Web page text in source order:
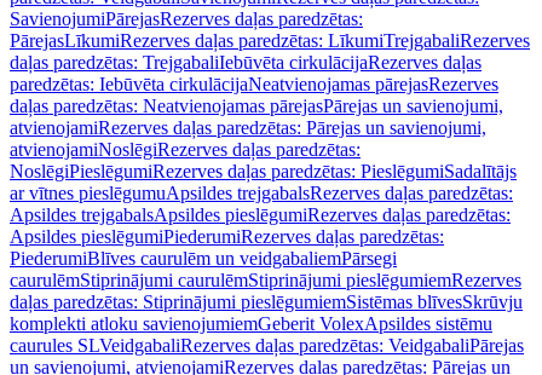
SavienojumiPārejasRezerves daļas paredzētas:
PārejasLīkumiRezerves daļas paredzētas: LīkumiTrejgabaliRezerves
daļas paredzētas: TrejgabaliIebūvēta cirkulācijaRezerves daļas
paredzētas: Iebūvēta cirkulācijaNeatvienojamas pārejasRezerves
daļas paredzētas: Neatvienojamas pārejasPārejas un savienojumi,
atvienojamiRezerves daļas paredzētas: Pārejas un savienojumi,
atvienojamiNoslēgiRezerves daļas paredzētas:
NoslēgiPieslēgumiRezerves daļas paredzētas: PieslēgumiSadalītājs
ar vītnes pieslēgumuApsildes trejgabalsRezerves daļas paredzētas:
Apsildes trejgabalsApsildes pieslēgumiRezerves daļas paredzētas:
Apsildes pieslēgumiPiederumiRezerves daļas paredzētas:
PiederumiBlīves caurulēm un veidgabaliemPārsegi
caurulēmStiprinājumi caurulēmStiprinājumi pieslēgumiemRezerves
daļas paredzētas: Stiprinājumi pieslēgumiemSistēmas blīvesSkrūvju
komplekti atloku savienojumiemGeberit VolexApsildes sistēmu
caurules SLVeidgabaliRezerves daļas paredzētas: VeidgabaliPārejas
un savienojumi, atvienojamiRezerves daļas paredzētas: Pārejas un